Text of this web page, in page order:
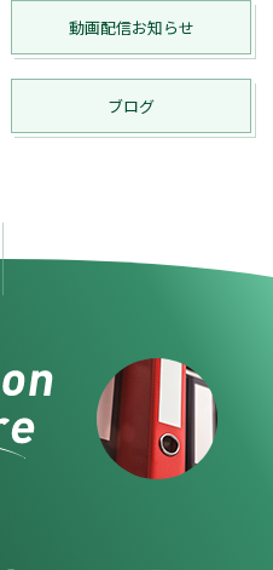
動画配信お知らせ
ブログ